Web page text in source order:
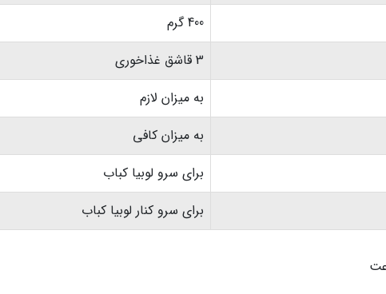
400 گرم
3 قاشق غذاخوری
به میزان لازم
به میزان کافی
برای سرو لوبیا کباب
برای سرو کنار لوبیا کباب